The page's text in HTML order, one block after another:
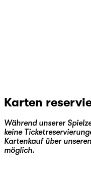
Karten
Während unserer
keine
Kartenkauf über unseren
möglich.